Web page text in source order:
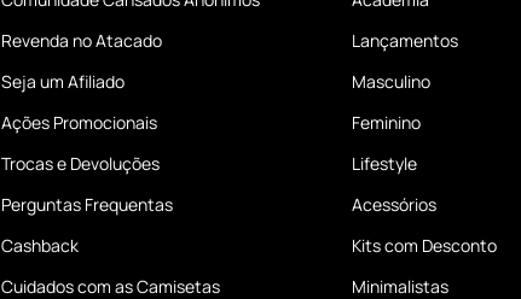
Revenda no Atacado
Seja um Afiliado
Ações Promocionais
Trocas e Devoluções
Perguntas Frequentas
Cashback
Cuidados com as Camisetas
Lançamentos
Masculino
Feminino
Lifestyle
Acessórios
Kits com Desconto
Minimalistas